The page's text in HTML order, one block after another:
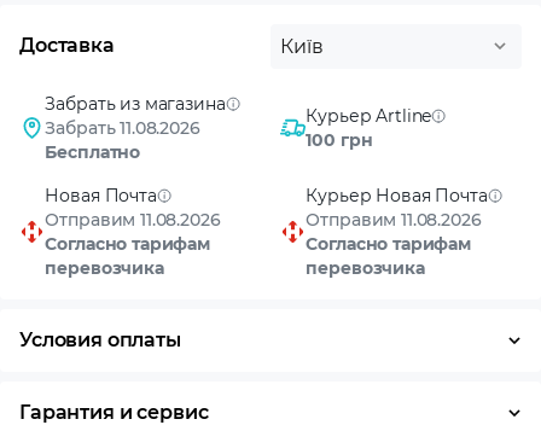
Доставка Київ
Забрать из магазина
Забрать 11.08.2026
Бесплатно
Курьер Artline
100 грн
Новая Почта
Отправим 11.08.2026
Согласно тарифам
перевозчика
Курьер Новая Почта
Отправим 11.08.2026
Согласно тарифам
перевозчика
Условия оплаты
Гарантия и сервис